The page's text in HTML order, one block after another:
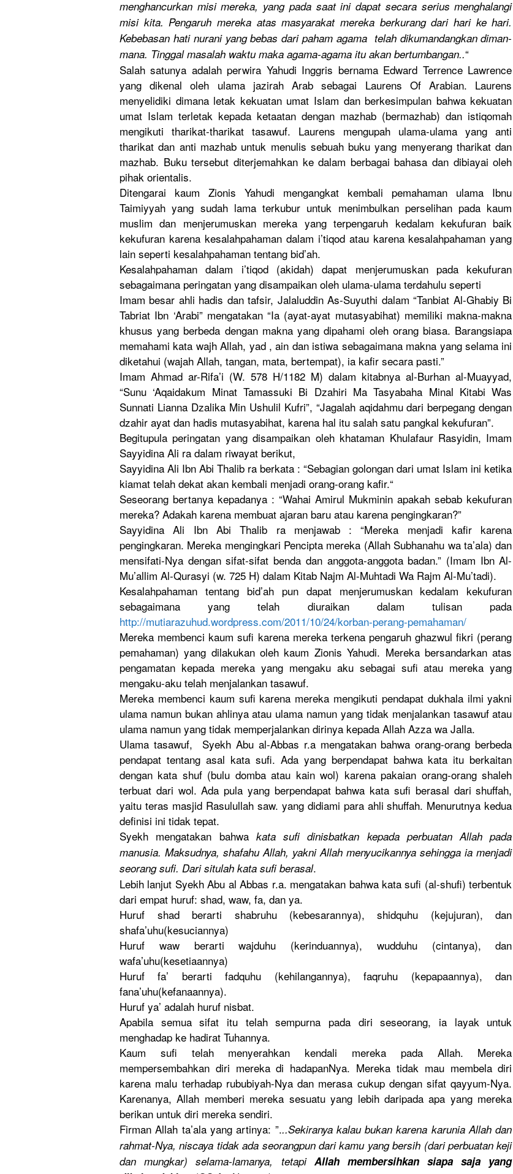
menghancurkan misi mereka, yang pada saat ini dapat secara serius menghalangi
misi kita. Pengaruh mereka atas masyarakatmereka berkurang dari hari ke hari.
Kebebasan hati nurani yang bebas dari paham agama telah dikumandangkan diman-
mana. Tinggal masalah waktu maka agama-agama itu akan bertumbangan..“
Salah satunya adalah perwira Yahudi Inggris bernama Edward Terrence Lawrence
yang dikenal oleh ulama jazirah Arab sebagai Laurens Of Arabian. Laurens
menyelidiki dimana letak kekuatan umat Islam dan berkesimpulan bahwa kekuatan
umat Islam terletak kepada ketaatan dengan mazhab (bermazhab) dan istiqomah
mengikuti tharikat-tharikat tasawuf. Laurens mengupah ulama-ulama yang anti
tharikat dan anti mazhab untuk menulis sebuah buku yang menyerang tharikat dan
mazhab. Buku tersebut diterjemahkan ke dalam berbagai bahasa dan dibiayai oleh
pihak orientalis.
Ditengarai kaum Zionis Yahudi mengangkat kembali pemahaman ulama Ibnu
Taimiyyah yang sudah lama terkubur untuk menimbulkan perselihanpada kaum
muslim dan menjerumuskan mereka yang terpengaruh kedalam kekufuran baik
kekufuran karena kesalahpahaman dalam i’tiqod atau karena kesalahpahaman yang
lain seperti kesalahpahaman tentang bid’ah.
Kesalahpahaman dalam i’tiqod (akidah) dapat menjerumuskan pada kekufuran
sebagaimana peringatan yang disampaikan oleh ulama-ulama terdahulu seperti
Imam besar ahli hadis dan tafsir, JalaluddinAs-Suyuthi dalam “Tanbiat Al-Ghabiy Bi
Tabriat Ibn ‘Arabi” mengatakan“Ia (ayat-ayat mutasyabihat) memiliki makna-makna
khusus yang berbeda dengan makna yang dipahami oleh orang biasa. Barangsiapa
memahami kata wajh Allah, yad , ain dan istiwa sebagaimana makna yang selama ini
diketahui (wajah Allah, tangan, mata, bertempat), ia kafir secara pasti.”
Imam Ahmad ar-Rifa’i (W. 578 H/1182 M) dalam kitabnya al-Burhan al-Muayyad,
“Sunu ‘Aqaidakum Minat Tamassuki Bi Dzahiri Ma Tasyabaha Minal Kitabi Was
Sunnati Lianna Dzalika Min Ushulil Kufri”, “Jagalah aqidahmu dari berpegang dengan
dzahir ayat dan hadis mutasyabihat, karena hal itu salah satu pangkal kekufuran”.
Begitupula peringatan yang disampaikan oleh khataman Khulafaur Rasyidin, Imam
Sayyidina Ali ra dalam riwayat berikut,
Sayyidina Ali Ibn Abi Thalib ra berkata : “Sebagian golongan dari umat Islam ini ketika
kiamat telah dekat akan kembali menjadi orang-orang kafir.“
Seseorang bertanya kepadanya : “Wahai Amirul Mukminin apakah sebab kekufuran
mereka? Adakah karena membuat ajaran baru atau karena pengingkaran?”
Sayyidina Ali Ibn Abi Thalib ra menjawab : “Mereka menjadi kafir karena
pengingkaran. Mereka mengingkari Pencipta mereka (Allah Subhanahu wa ta’ala) dan
mensifati-Nya dengan sifat-sifat benda dan anggota-anggota badan.” (Imam Ibn Al-
Mu’allim Al-Qurasyi (w. 725 H) dalam Kitab Najm Al-Muhtadi Wa Rajm Al-Mu’tadi).
Kesalahpahaman tentang bid’ah pun dapat menjerumuskan kedalam kekufuran
sebagaimana yang telah diuraikan dalam tulisan pada
http://mutiarazuhud.wordpress.com/2011/10/24/korban-perang-pemahaman/
Mereka membenci kaum sufi karena mereka terkena pengaruh ghazwul fikri (perang
pemahaman) yang dilakukan oleh kaum Zionis Yahudi. Mereka bersandarkan atas
pengamatan kepada mereka yang mengaku aku sebagai sufi atau mereka yang
mengaku-aku telah menjalankan tasawuf.
Mereka membenci kaum sufi karena mereka mengikuti pendapat dukhala ilmi yakni
ulama namun bukan ahlinya atau ulama namun yang tidak menjalankan tasawuf atau
ulama namun yang tidak memperjalankan dirinya kepada Allah Azza wa Jalla.
Ulama tasawuf, Syekh Abu al-Abbas r.a mengatakanbahwa orang-orang berbeda
pendapat tentang asal kata sufi. Ada yang berpendapat bahwa kata itu berkaitan
dengan kata shuf (bulu domba atau kain wol) karena pakaian orang-orang shaleh
terbuat dari wol. Ada pula yang berpendapat bahwa kata sufi berasal dari shuffah,
yaitu teras masjid Rasulullahsaw. yang didiami para ahli shuffah. Menurutnya kedua
definisi ini tidak tepat.
Syekh mengatakan bahwa kata sufi dinisbatkan kepada perbuatan Allah pada
manusia. Maksudnya, shafahu Allah, yakni Allah menyucikannya sehingga ia menjadi
seorang sufi. Dari situlah kata sufi berasal.
Lebih lanjut Syekh Abu al Abbas r.a. mengatakan bahwa kata sufi (al-shufi) terbentuk
dari empat huruf: shad, waw, fa, dan ya.
Huruf shad berarti shabruhu (kebesarannya), shidquhu (kejujuran), dan
shafa’uhu(kesuciannya)
Huruf waw berarti wajduhu (kerinduannya), wudduhu (cintanya), dan
wafa’uhu(kesetiaannya)
Huruf fa’ berarti fadquhu (kehilangannya), faqruhu (kepapaannya), dan
fana’uhu(kefanaannya).
Huruf ya’ adalah huruf nisbat.
Apabila semua sifat itu telah sempurna pada diri seseorang, ia layak untuk
menghadap ke hadirat Tuhannya.
Kaum sufi telah menyerahkan kendali mereka pada Allah. Mereka
mempersembahkan diri mereka di hadapanNya. Mereka tidak mau membela diri
karena malu terhadap rububiyah-Nya dan merasa cukup dengan sifat qayyum-Nya.
Karenanya, Allah memberi mereka sesuatu yang lebih daripada apa yang mereka
berikan untuk diri mereka sendiri.
Firman Allah ta’ala yang artinya: ”...Sekiranya kalau bukan karena karunia Allah dan
rahmat-Nya, niscaya tidak ada seorangpundari kamu yang bersih (dari perbuatan keji
dan mungkar) selama-lamanya, tetapi Allah membersihkan siapa saja yang